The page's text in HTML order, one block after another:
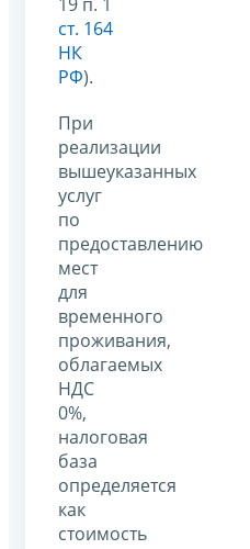
ст. 164
НК
РФ).
При
реализации
вышеуказанных
услуг
по
предоставлению
мест
для
временного
проживания,
облагаемых
НДС
0%,
налоговая
база
определяется
как
стоимость